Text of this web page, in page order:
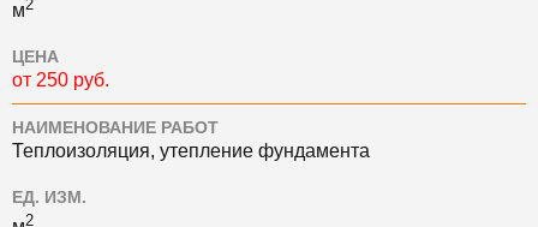
м2
ЦЕНА
от 250 руб.
НАИМЕНОВАНИЕ РАБОТ
Теплоизоляция, утепление фундамента
ЕД. ИЗМ.
2